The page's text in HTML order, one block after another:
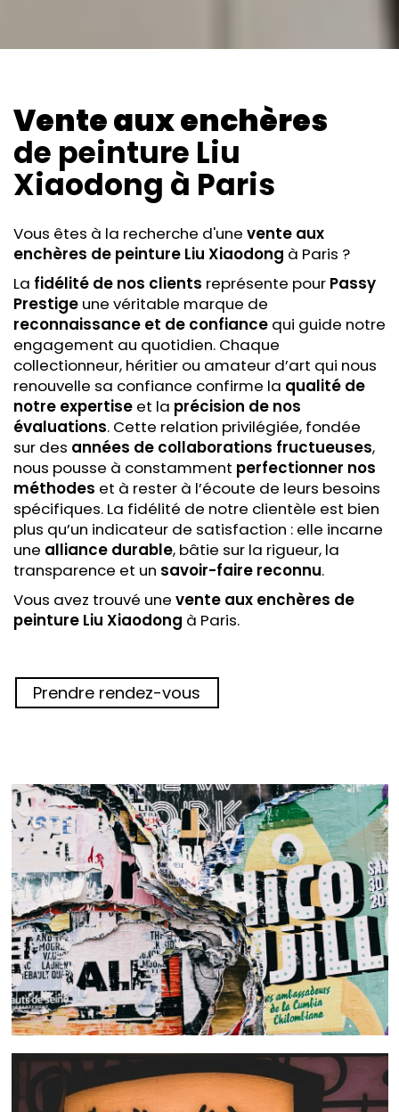
Vente aux enchères
de peinture Liu
Xiaodong à Paris
Vous êtes à la recherche d'une vente aux
enchères de peinture Liu Xiaodong à Paris ?
La fidélité de nos clients représente pour Passy
Prestige une véritable marque de
reconnaissance et de confiance qui guide notre
engagement au quotidien. Chaque
collectionneur, héritier ou amateur d’art qui nous
renouvelle sa confiance confirme la qualité de
notre expertise et la précision de nos
évaluations. Cette relation privilégiée, fondée
sur des années de collaborations fructueuses,
nous pousse à constamment perfectionner nos
méthodes et à rester à l’écoute de leurs besoins
spécifiques. La fidélité de notre clientèle est bien
plus qu’un indicateur de satisfaction : elle incarne
une alliance durable, bâtie sur la rigueur, la
transparence et un savoir-faire reconnu.
Vous avez trouvé une vente aux enchères de
peinture Liu Xiaodong à Paris.
Prendre rendez-vous
consulter